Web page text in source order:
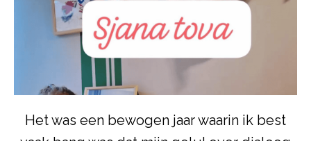
Het was een bewogen jaar waarin ik best